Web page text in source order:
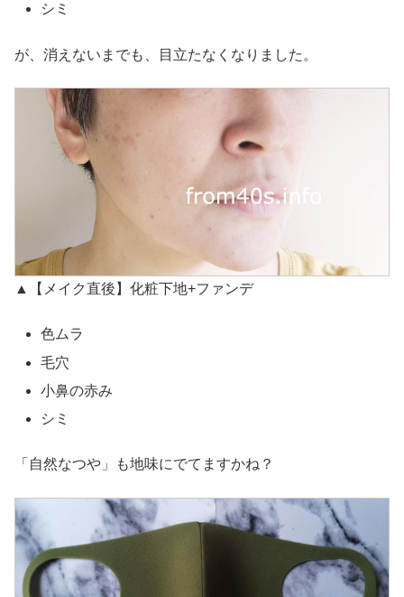
シミ
が、消えないまでも、目立たなくなりました。
▲【メイク直後】化粧下地+ファンデ
色ムラ
毛穴
小鼻の赤み
シミ
「自然なつや」も地味にでてますかね？